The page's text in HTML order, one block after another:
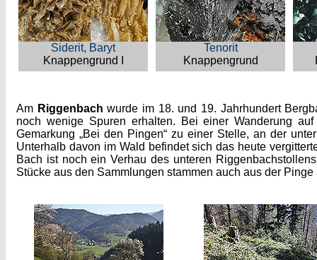
Siderit, Baryt
Knappengrund I
Tenorit
Knappengrund
Am Riggenbach wurde im 18. und 19. Jahrhundert
noch wenige Spuren erhalten. Bei einer Wanderung
Gemarkung „Bei den Pingen“ zu einer Stelle, an der
Unterhalb davon im Wald befindet sich das heute
Bach ist noch ein Verhau des unteren
Stücke aus den Sammlungen stammen auch aus der